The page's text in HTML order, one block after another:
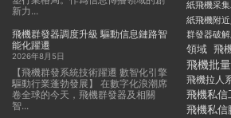
新力...
飛機群發器調度升級 驅動信息鏈路智
能化躍遷
2026年8月5日
【飛機群發系統技術躍遷 數智化引擎
驅動行業蓬勃發展】 在數字化浪潮席
卷全球的今天，飛機群發器及相關
智...
紙飛機采
紙飛機附
群發器破
領域 飛
飛機批
飛機拉人
飛機私信
飛機私信